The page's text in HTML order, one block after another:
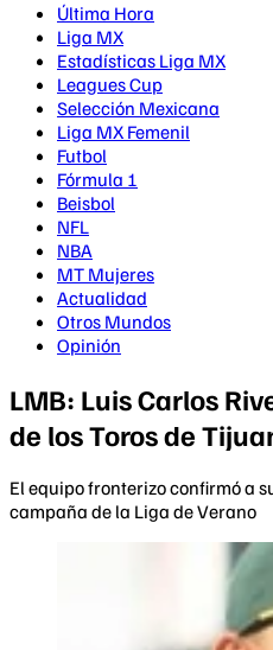
Última Hora
Liga MX
Estadísticas Liga MX
Leagues Cup
Selección Mexicana
Liga MX Femenil
Futbol
Fórmula 1
Beisbol
NFL
NBA
MT Mujeres
Actualidad
Otros Mundos
Opinión
LMB: Luis Carlos
de los Toros de
El equipo fronterizo confirmó a
campaña de la Liga de Verano